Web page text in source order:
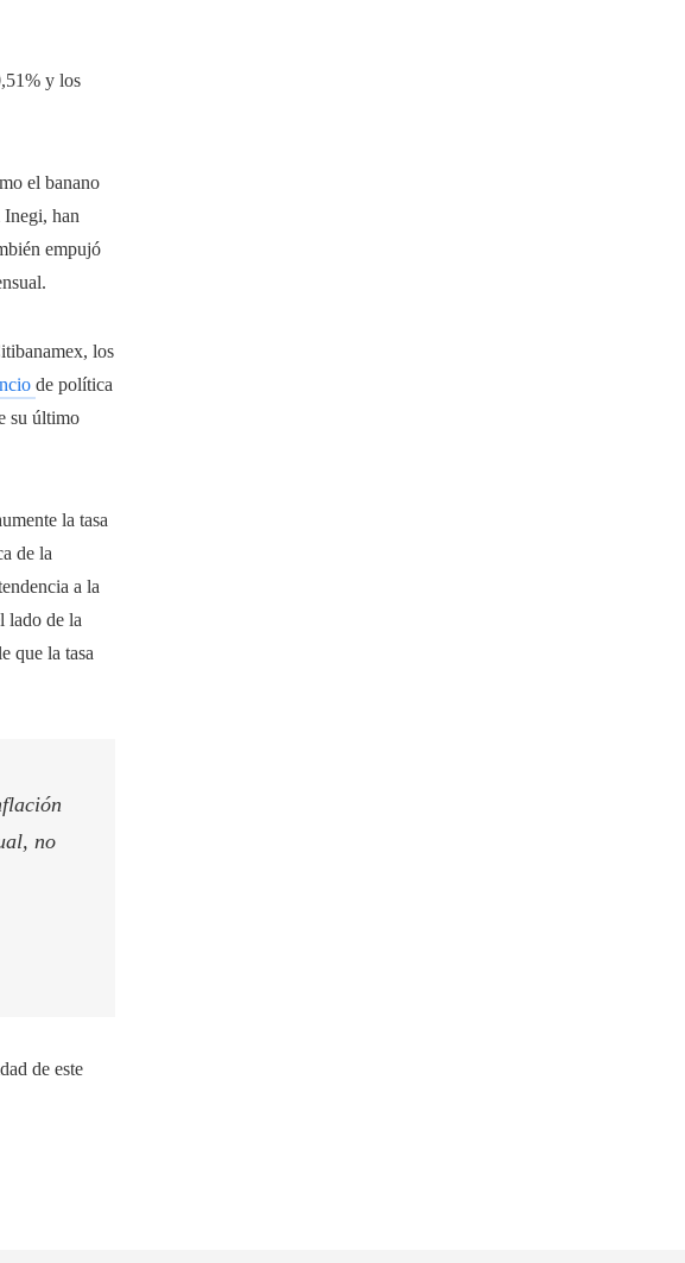
y los
el banano
han
empujó
los
de política
su último
la tasa
de la
a la
lado de la
que la tasa
no
de este